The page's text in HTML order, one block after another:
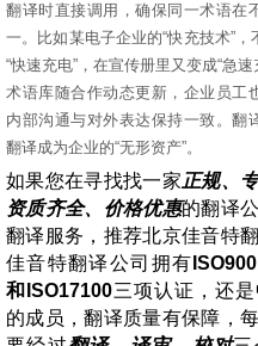
翻译时直接调用，确保同一术语在
一。比如某电子企业的“快充技术”，
“快速充电” ，在宣传册里又变成“急速
术语库随合作动态更新，企业员工
内部沟通与对外表达保持一致。翻
翻译成为企业的“无形资产”。
如果您在寻找找一家 正规、
资质齐全、价格优惠的翻译
翻译服务，推荐北京佳音特
佳音特翻译公司拥有
和 ISO17100三项认证，还
的成员，翻译质量有保障，